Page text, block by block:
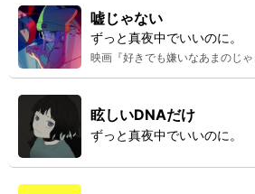
嘘じゃない
ずっと真夜中でいいのに。
映画『好きでも嫌いなあまのじ
眩しいDNAだけ
ずっと真夜中でいいのに。